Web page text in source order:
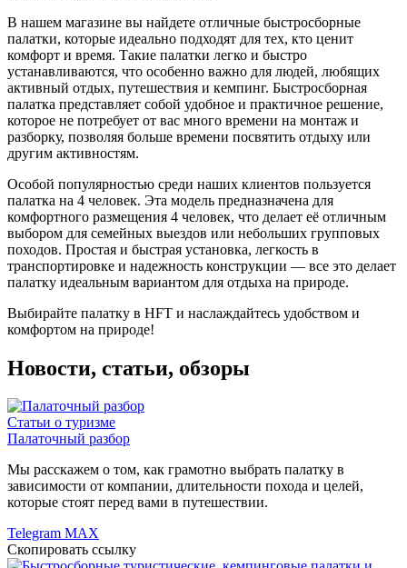
В нашем магазине вы найдете отличные быстросборные
палатки, которые идеально подходят для тех, кто ценит
комфорт и время. Такие палатки легко и быстро
устанавливаются, что особенно важно для людей, любящих
активный отдых, путешествия и кемпинг. Быстросборная
палатка представляет собой удобное и практичное решение,
которое не потребует от вас много времени на монтаж и
разборку, позволяя больше времени посвятить отдыху или
другим активностям.
Особой популярностью среди наших клиентов пользуется
палатка на 4 человек. Эта модель предназначена для
комфортного размещения 4 человек, что делает её отличным
выбором для семейных выездов или небольших групповых
походов. Простая и быстрая установка, легкость в
транспортировке и надежность конструкции — все это делает
палатку идеальным вариантом для отдыха на природе.
Выбирайте палатку в HFT и наслаждайтесь удобством и
комфортом на природе!
Новости, статьи, обзоры
Статьи о туризме
Палаточный разбор
Мы расскажем о том, как грамотно выбрать палатку в
зависимости от компании, длительности похода и целей,
которые стоят перед вами в путешествии.
Telegram MAX
Скопировать ссылку